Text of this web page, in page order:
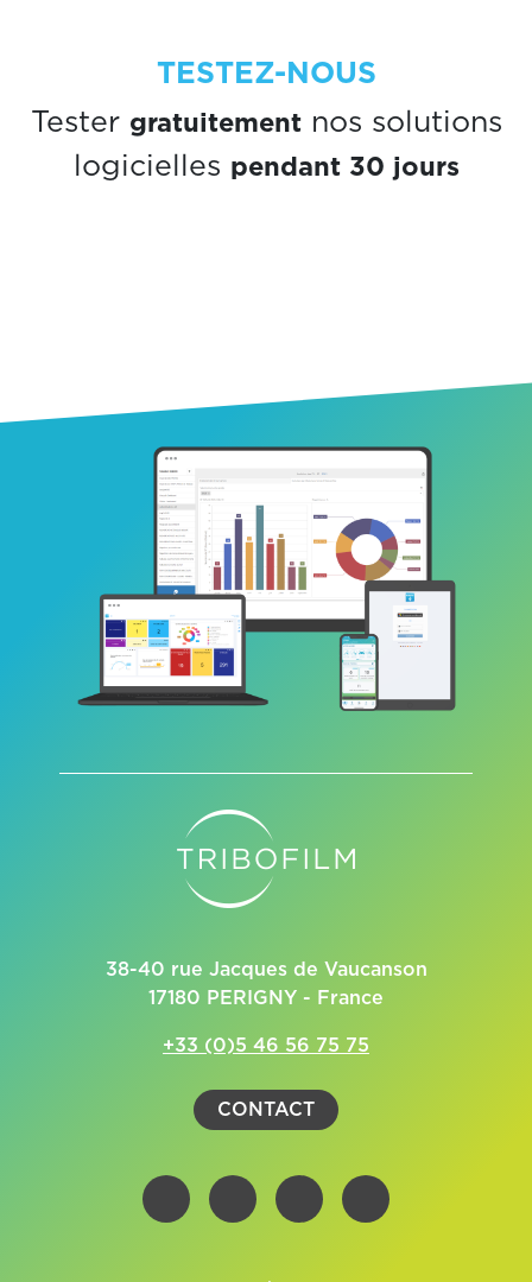
TESTEZ-NOUS
Tester gratuitementnos solutions
logicielles pendant 30 jours
38-40 rue Jacques de Vaucanson
17180 PERIGNY - France
+33 (0)5 46 56 75 75
CONTACT